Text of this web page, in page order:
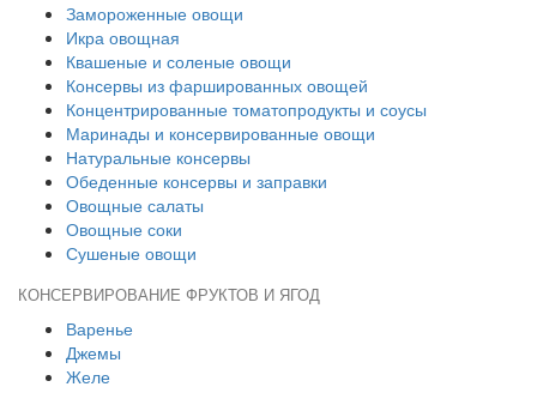
Замороженные овощи
Икра овощная
Квашеные и соленые овощи
Консервы из фаршированных овощей
Концентрированные томатопродукты и соусы
Маринады и консервированные овощи
Натуральные консервы
Обеденные консервы и заправки
Овощные салаты
Овощные соки
Сушеные овощи
КОНСЕРВИРОВАНИЕ ФРУКТОВ И ЯГОД
Варенье
Джемы
Желе